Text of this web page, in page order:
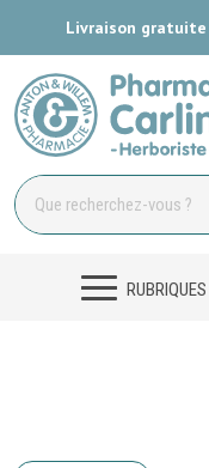
Livraison gratuite
RUBRIQUES